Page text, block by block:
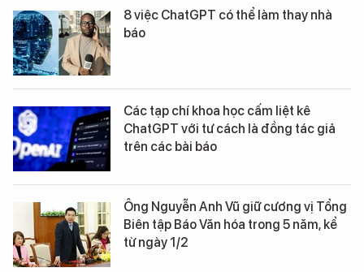
8 việc ChatGPT có thể làm thay nhà
báo
Các tạp chí khoa học cấm liệt kê
ChatGPT với tư cách là đồng tác giả
trên các bài báo
Ông Nguyễn Anh Vũ giữ cương vị Tổng
Biên tập Báo Văn hóa trong 5 năm, kể
từ ngày 1/2